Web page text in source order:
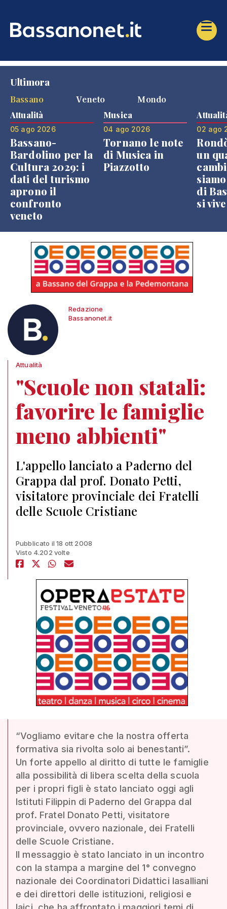
Ultimora
Bassano
Veneto Mondo
Attualità
05 ago 2026
Bassano-
Bardolino per la
Cultura 2029: i
dati del turismo
aprono il
confronto
veneto
Musica
04 ago 2026
Tornano le note
di Musica in
Piazzotto
02 ago
un
di
si
Redazione
Bassanonet.it
Attualità
"Scuole non statali:
favorire le famiglie
meno abbienti"
L'appello lanciato a Paderno del
Grappa dal prof. Donato Petti,
visitatore provinciale dei Fratelli
delle Scuole Cristiane
Pubblicato il 18 ott 2008
Visto 4.202 volte
“Vogliamo evitare che la nostra offerta
formativa sia rivolta solo ai benestanti”.
Un forte appello al diritto di tutte le famiglie
alla possibilità di libera scelta della scuola
per i propri figli è stato lanciato oggi agli
Istituti Filippin di Paderno del Grappa dal
prof. Fratel Donato Petti, visitatore
provinciale, ovvero nazionale, dei Fratelli
delle Scuole Cristiane.
Il messaggio è stato lanciato in un incontro
con la stampa a margine del 1° convegno
nazionale dei Coordinatori Didattici lasalliani
e dei direttori delle istituzioni, religiosi e